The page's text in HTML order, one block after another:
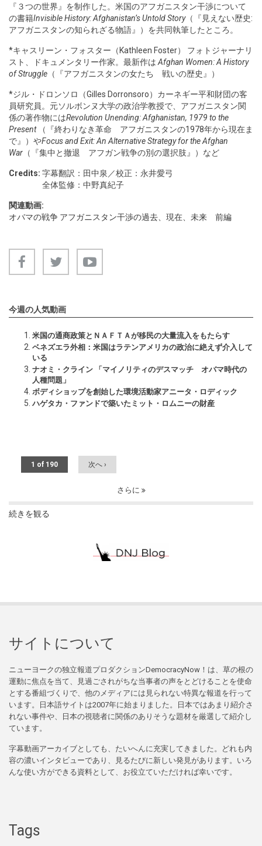
『３つの世界』を制作した。米国のアフガニスタン干渉について
の書籍Invisible History: Afghanistan’s Untold Story（『見えない歴史:
アフガニスタンの知られざる物語』）を共同執筆したところ。
*キャスリーン・フォスター（Kathleen Foster） フォトジャーナリ
スト、ドキュメンタリー作家。最新作は Afghan Women: A History
of Struggle （『アフガニスタンの女たち 戦いの歴史』）
*ジル・ドロンソロ（Gilles Dorronsoro）カーネギー平和財団の客
員研究員。元ソルボンヌ大学の政治学教授で、アフガニスタン関
係の著作物にはRevolution Unending: Afghanistan, 1979 to the
Present（『終わりなき革命 アフガニスタンの1978年から現在ま
で』）やFocus and Exit: An Alternative Strategy for the Afghan
War （『集中と撤退 アフガン戦争の別の選択肢』）など
Credits: 字幕翻訳：田中泉／校正：永井愛弓
全体監修：中野真紀子
関連動画:
オバマの戦争 アフガニスタン干渉の過去、現在、未来 前編
今週の人気動画
米国の通商政策とＮＡＦＴＡが移民の大量流入をもたらす
ベネズエラ外相：米国はラテンアメリカの政治に絶えず介入して
いる
ナオミ・クライン 「マイノリティのデスマッチ オバマ時代の
人種問題」
ボディショップを創始した環境活動家アニータ・ロディック
ハゲタカ・ファンドで築いたミット・ロムニーの財産
1 of 190 次へ ›
さらに
続きを観る
サイトについて
ニューヨークの独立報道プロダクションDemocracyNow！は、草の根の
運動に焦点を当て、見過ごされがちな当事者の声をとどけることを使命
とする番組づくりで、他のメディアには見られない特異な報道を行って
います。日本語サイトは2007年に始まりました。日本ではあまり紹介さ
れない事件や、日本の視聴者に関係のありそうな題材を厳選して紹介し
ています。
字幕動画アーカイブとしても、たいへんに充実してきました。どれも内
容の濃いインタビューであり、見るたびに新しい発見があります。いろ
んな使い方ができる資料として、お役立ていただければ幸いです。
Tags